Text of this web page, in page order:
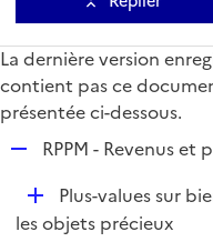
La dernière version
contient pas ce
présentée ci-dessous.
p
l
RPPM - Revenus
D
é
Plus-values sur
les objets précieux